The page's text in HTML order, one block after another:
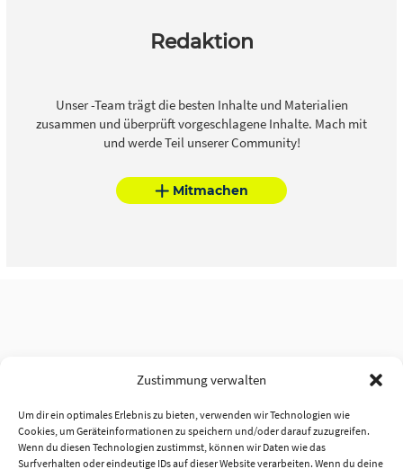
Zustimmung verwalten
Um dir ein optimales Erlebnis zu bieten, verwenden wir Technologien wie
Cookies, um Geräteinformationen zu speichern und/oder darauf zuzugreifen.
Wenn du diesen Technologien zustimmst, können wir Daten wie das
Surfverhalten oder eindeutige IDs auf dieser Website verarbeiten. Wenn du deine
Redaktion
Unser -Team trägt die besten Inhalte und Materialien
zusammen und überprüft vorgeschlagene Inhalte. Mach mit
und werde Teil unserer Community!
Mitmachen